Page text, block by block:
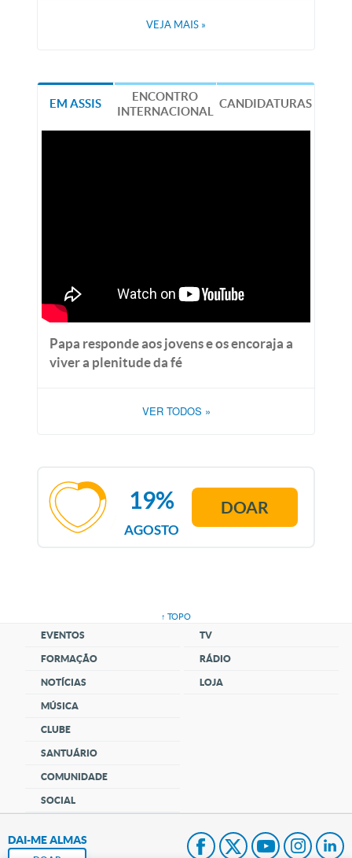
VEJA MAIS »
EM ASSIS
ENCONTRO
INTERNACIONAL
CANDIDATURAS
Papa responde aos jovens e os encoraja a
viver a plenitude da fé
VER TODOS »
AGOSTO
19% DOAR
↑ TOPO
EVENTOS
FORMAÇÃO
NOTÍCIAS
MÚSICA
CLUBE
SANTUÁRIO
COMUNIDADE
SOCIAL
TV
RÁDIO
LOJA
DAI-ME ALMAS